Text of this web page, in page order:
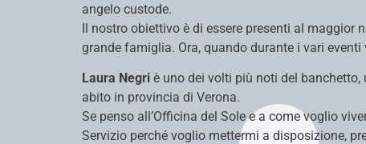
angelo custode.
Il nostro obiettivo è di essere presenti al
grande famiglia. Ora, quando durante i vari
Laura Negri è uno dei volti più noti del banchetto,
abito in provincia di Verona.
Se penso all’Officina del Sole e a come voglio
Servizio perché voglio mettermi a disposizione,